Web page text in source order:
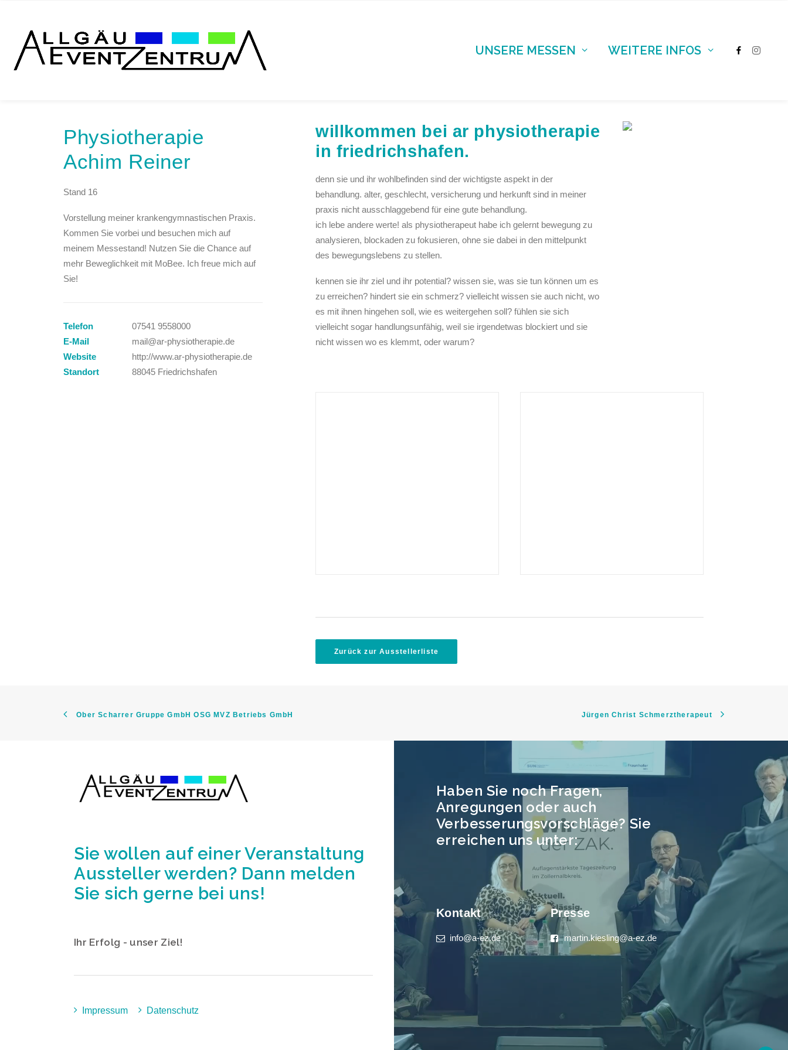
UNSERE MESSEN WEITERE INFOS
Physiotherapie
Achim Reiner
Stand 16
Vorstellung meiner krankengymnastischen Praxis.
Kommen Sie vorbei und besuchen mich auf
meinem Messestand! Nutzen Sie die Chance auf
mehr Beweglichkeit mit MoBee. Ich freue mich auf
Sie!
Telefon
07541 9558000
E-Mail
mail@ar-physiotherapie.de
Website
http://www.ar-physiotherapie.de
Standort
88045 Friedrichshafen
willkommen bei ar physiotherapie
in friedrichshafen.
denn sie und ihr wohlbefinden sind der wichtigste aspekt in der
behandlung. alter, geschlecht, versicherung und herkunft sind in meiner
praxis nicht ausschlaggebend für eine gute behandlung.
ich lebe andere werte! als physiotherapeut habe ich gelernt bewegung zu
analysieren, blockaden zu fokusieren, ohne sie dabei in den mittelpunkt
des bewegungslebens zu stellen.
kennen sie ihr ziel und ihr potential? wissen sie, was sie tun können um es
zu erreichen? hindert sie ein schmerz? vielleicht wissen sie auch nicht, wo
es mit ihnen hingehen soll, wie es weitergehen soll? fühlen sie sich
vielleicht sogar handlungsunfähig, weil sie irgendetwas blockiert und sie
nicht wissen wo es klemmt, oder warum?
Zurück zur Ausstellerliste
Ober Scharrer Gruppe GmbH OSG MVZ Betriebs GmbH Jürgen Christ Schmerztherapeut
Sie wollen auf einer Veranstaltung
Aussteller werden? Dann melden
Sie sich gerne bei uns!
Ihr Erfolg - unser Ziel!
Impressum Datenschutz
Haben Sie noch Fragen,
Anregungen oder auch
Verbesserungsvorschläge? Sie
erreichen uns unter:
Kontakt
info@a-ez.de
Presse
martin.kiesling@a-ez.de